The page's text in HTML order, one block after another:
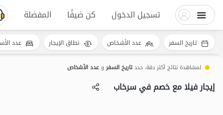
تسجيل الدخول كن ضيفًا المفضلة
لمشاهدة نتائج أكثر دقة، حددتاريخ السفروعدد الأشخاص
إيجار فيلا مع خصم في سرخاب
تاريخ السفر عدد الأشخاص نطاق الإيجار عدد